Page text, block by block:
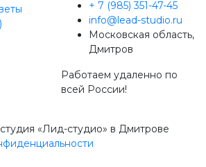
+ 7 (985) 351-47-45
info@lead-studio.ru
Московская область,
Дмитров
Работаем удаленно по
всей России!
«Лид-студио» в Дмитрове